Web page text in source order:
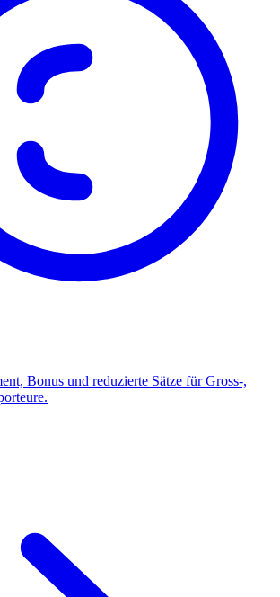
Bonus und reduzierte Sätze für Gross-,